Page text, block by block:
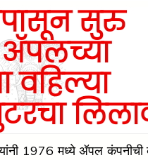
सुरु
अ‍ॅपलच्या
वहिल्या
1976 मध्ये अ‍ॅपल कंपनीची